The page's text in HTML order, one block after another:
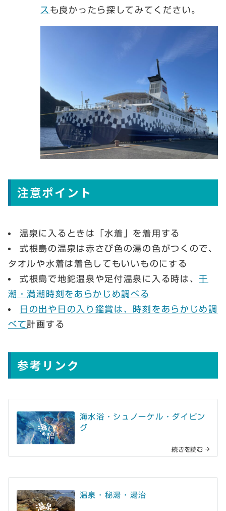
ス も良かったら探してみてください。
注意ポイント
温泉に入るときは「水着」を着用する
式根島の温泉は赤さび色の湯の色がつくので、
タオルや水着は着色してもいいものにする
式根島で地鉈温泉や足付温泉に入る時は、干
潮・満潮時刻をあらかじめ調べる
日の出や日の入り鑑賞は、時刻をあらかじめ調
べて計画する
参考リンク
海水浴・シュノーケル・ダイビン
グ
続きを読む
温泉・秘湯・湯治